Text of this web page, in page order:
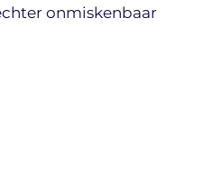
onmiskenbaar